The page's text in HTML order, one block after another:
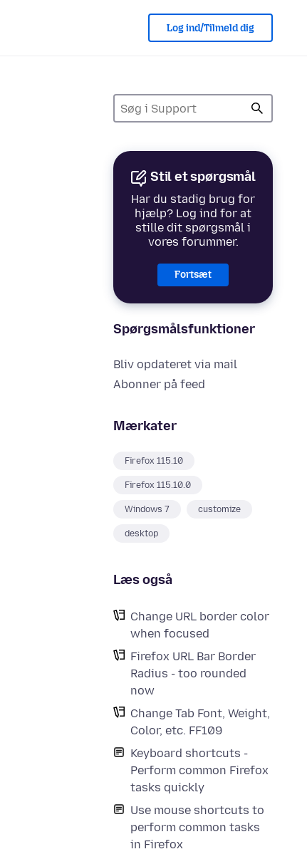
Log ind/Tilmeld dig
Stil et spørgsmål
Har du stadig brug for
hjælp? Log ind for at
stille dit spørgsmål i
vores forummer.
Fortsæt
Spørgsmålsfunktioner
Bliv opdateret via mail
Abonner på feed
Mærkater
Firefox 115.10
Firefox 115.10.0
Windows 7 customize
desktop
Læs også
Change URL border color
when focused
Firefox URL Bar Border
Radius - too rounded
now
Change Tab Font, Weight,
Color, etc. FF109
Keyboard shortcuts -
Perform common Firefox
tasks quickly
Use mouse shortcuts to
perform common tasks
in Firefox